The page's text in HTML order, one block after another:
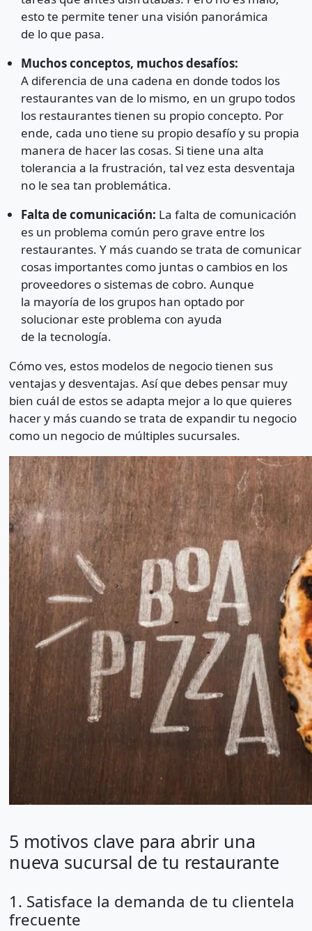
esto te permite tener una visión panorámica
de lo que pasa.
Muchos conceptos, muchos desafíos:
A diferencia de una cadena en donde todos los
restaurantes van de lo mismo, en un grupo todos
los restaurantes tienen su propio concepto. Por
ende, cada uno tiene su propio desafío y su propia
manera de hacer las cosas. Si tiene una alta
tolerancia a la frustración, tal vez esta desventaja
no le sea tan problemática.
Falta de comunicación: La falta de comunicación
es un problema común pero grave entre los
restaurantes. Y más cuando se trata de comunicar
cosas importantes como juntas o cambios en los
proveedores o sistemas de cobro. Aunque
la mayoría de los grupos han optado por
solucionar este problema con ayuda
de la tecnología.
Cómo ves, estos modelos de negocio tienen sus
ventajas y desventajas. Así que debes pensar muy
bien cuál de estos se adapta mejor a lo que quieres
hacer y más cuando se trata de expandir tu negocio
como un negocio de múltiples sucursales.
5 motivos clave para abrir una
nueva sucursal de tu restaurante
1. Satisface la demanda de tu clientela
frecuente